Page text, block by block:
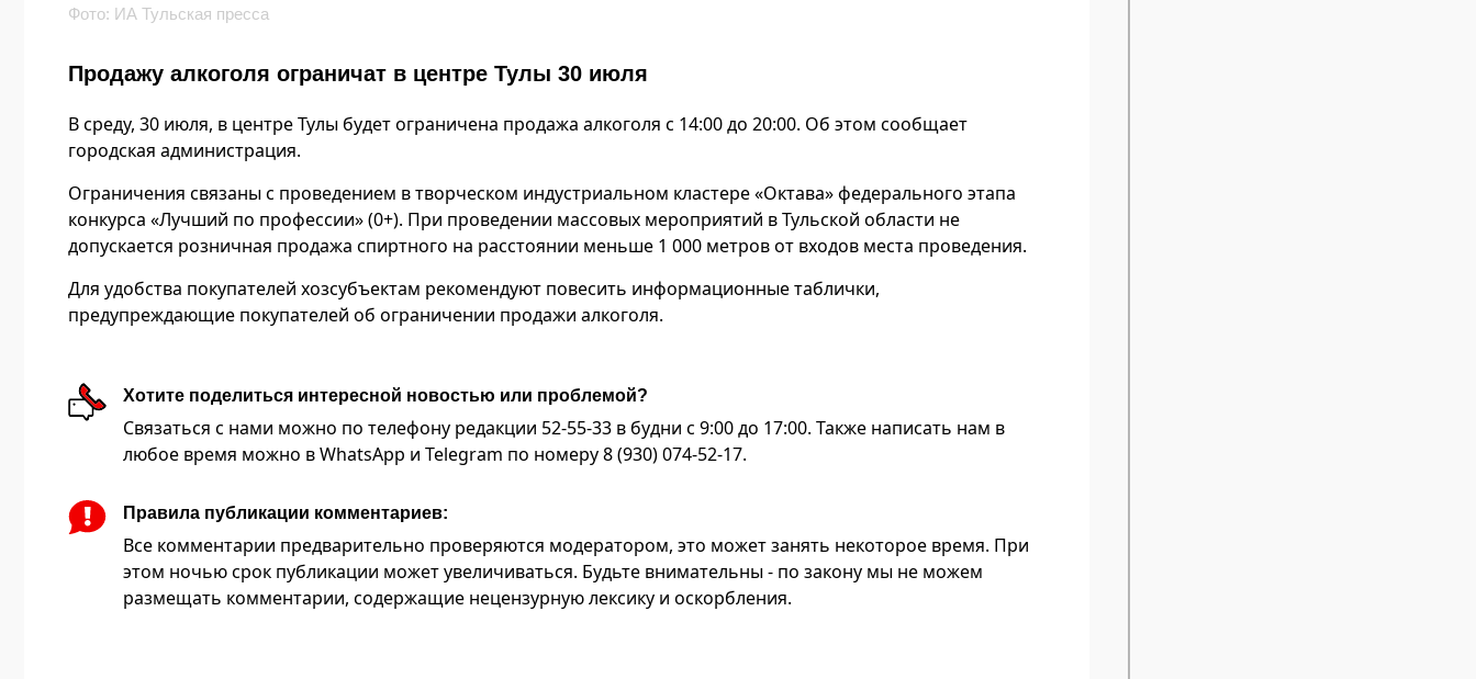
Фото: ИА Тульская пресса
Продажу алкоголя ограничат в центре Тулы 30 июля
В среду, 30 июля, в центре Тулы будет ограничена продажа алкоголя с 14:00 до 20:00. Об этом сообщает
городская администрация.
Ограничения связаны с проведением в творческом индустриальном кластере «Октава» федерального этапа
конкурса «Лучший по профессии» (0+). При проведении массовых мероприятий в Тульской области не
допускается розничная продажа спиртного на расстоянии меньше 1 000 метров от входов места проведения.
Для удобства покупателей хозсубъектам рекомендуют повесить информационные таблички,
предупреждающие покупателей об ограничении продажи алкоголя.
Хотите поделиться интересной новостью или проблемой?
Связаться с нами можно по телефону редакции 52-55-33 в будни с 9:00 до 17:00. Также написать нам в
любое время можно в WhatsApp и Telegram по номеру 8 (930) 074-52-17.
Правила публикации комментариев:
Все комментарии предварительно проверяются модератором, это может занять некоторое время. При
этом ночью срок публикации может увеличиваться. Будьте внимательны - по закону мы не можем
размещать комментарии, содержащие нецензурную лексику и оскорбления.